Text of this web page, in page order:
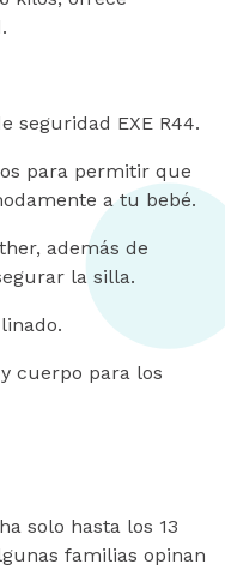
seguridad EXE R44.
para permitir que
a tu bebé.
además de
la silla.
cuerpo para los
solo hasta los 13
familias opinan